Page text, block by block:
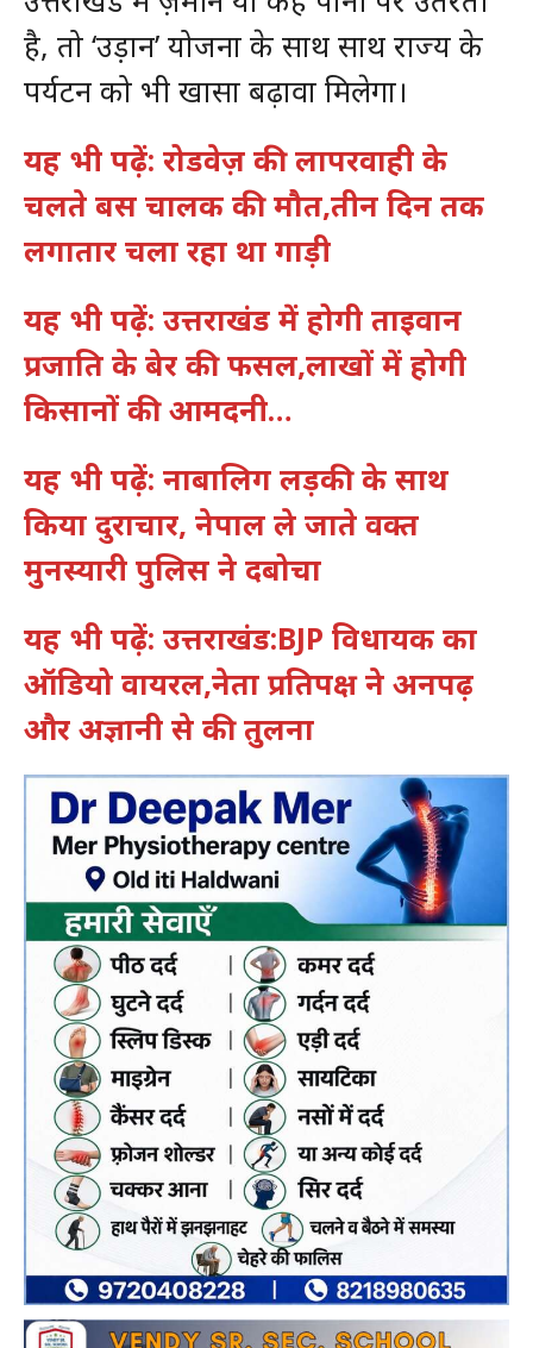
है, तो ‘उड़ान’ योजना के साथ साथ राज्य के
पर्यटन को भी खासा बढ़ावा मिलेगा।
यह भी पढ़ें: रोडवेज़ की लापरवाही के
चलते बस चालक की मौत,तीन दिन तक
लगातार चला रहा था गाड़ी
यह भी पढ़ें: उत्तराखंड में होगी ताइवान
प्रजाति के बेर की फसल,लाखों में होगी
किसानों की आमदनी…
यह भी पढ़ें: नाबालिग लड़की के साथ
किया दुराचार, नेपाल ले जाते वक्त
मुनस्यारी पुलिस ने दबोचा
यह भी पढ़ें: उत्तराखंड:BJP विधायक का
ऑडियो वायरल,नेता प्रतिपक्ष ने अनपढ़
और अज्ञानी से की तुलना